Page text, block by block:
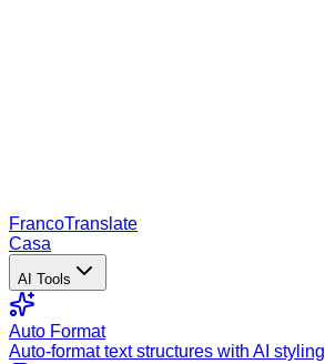
FrancoTranslate
Casa
AI Tools
Auto Format
Auto-format text structures with AI styling